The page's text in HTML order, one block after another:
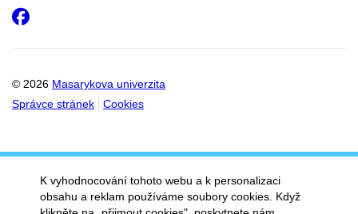
© 2026 Masarykova univerzita
Správce stránek
Cookies
Facebook
K vyhodnocování tohoto webu a k personalizaci
obsahu a reklam používáme soubory cookies. Když